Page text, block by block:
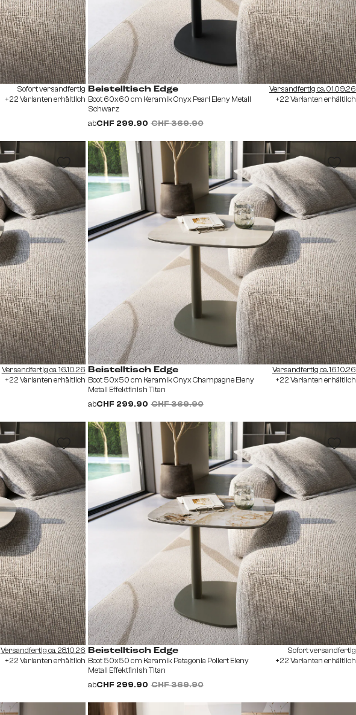
Sofort versandfertig
+22 Varianten erhältlich
Beistelltisch Edge
Boot 60x60 cm Keramik Onyx Pearl Eleny Metall
Schwarz
abCHF 299.90 CHF 369.90
Versandfertig ca. 01.09.26
+22 Varianten erhältlich
Versandfertig ca. 16.10.26
+22 Varianten erhältlich
Beistelltisch Edge
Boot 50x50 cm Keramik Onyx Champagne Eleny
Metall Effektfinish Titan
abCHF 299.90 CHF 369.90
Versandfertig ca. 16.10.26
+22 Varianten erhältlich
Versandfertig ca. 28.10.26
+22 Varianten erhältlich
Beistelltisch Edge
Boot 50x50 cm Keramik Patagonia Poliert Eleny
Metall Effektfinish Titan
abCHF 299.90 CHF 369.90
Sofort versandfertig
+22 Varianten erhältlich